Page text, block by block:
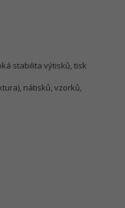
stabilita výtisků, tisk
nátisků, vzorků,